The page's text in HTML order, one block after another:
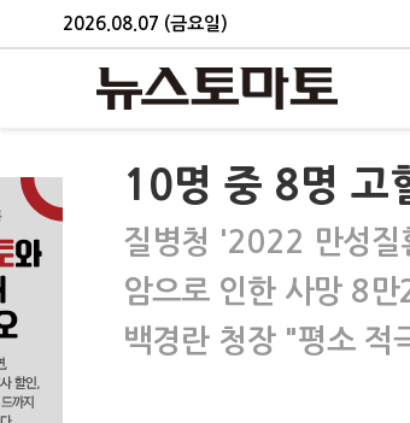
2026.08.07 (금요일)
10명 중 8명 고
질병청 '2022 만성질
암으로 인한 사망 8
백경란 청장 "평소 적